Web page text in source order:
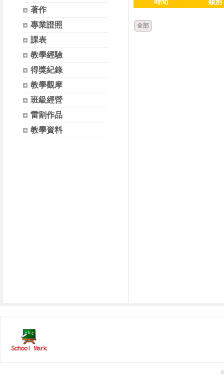
著作
專業證照
課表
教學經驗
得獎紀錄
教學觀摩
班級經營
雷割作品
教學資料
全部